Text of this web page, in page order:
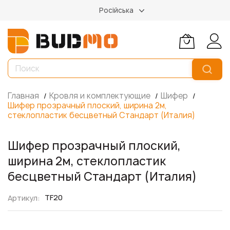
Російська
Главная Кровля и комплектующие
Шифер
Шифер прозрачный плоский, ширина 2м,
стеклопластик бесцветный Стандарт (Италия)
Шифер прозрачный плоский,
ширина 2м, стеклопластик
бесцветный Стандарт (Италия)
Артикул TF20